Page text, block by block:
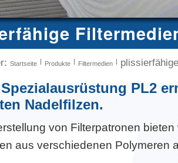
Startseite Produkte Filtermedien
Spezialausrüstung PL2
Nadelfilzen.
von Filterpatronen
aus verschiedenen Polymeren